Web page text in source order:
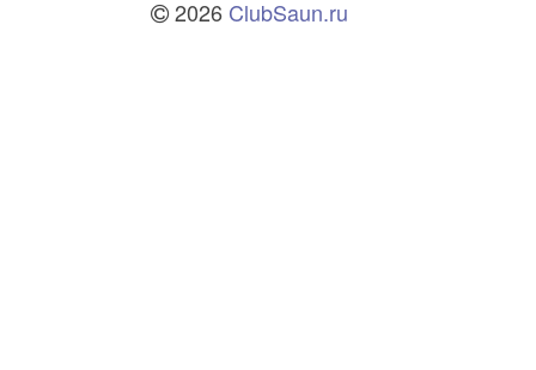
2026 ClubSaun.ru